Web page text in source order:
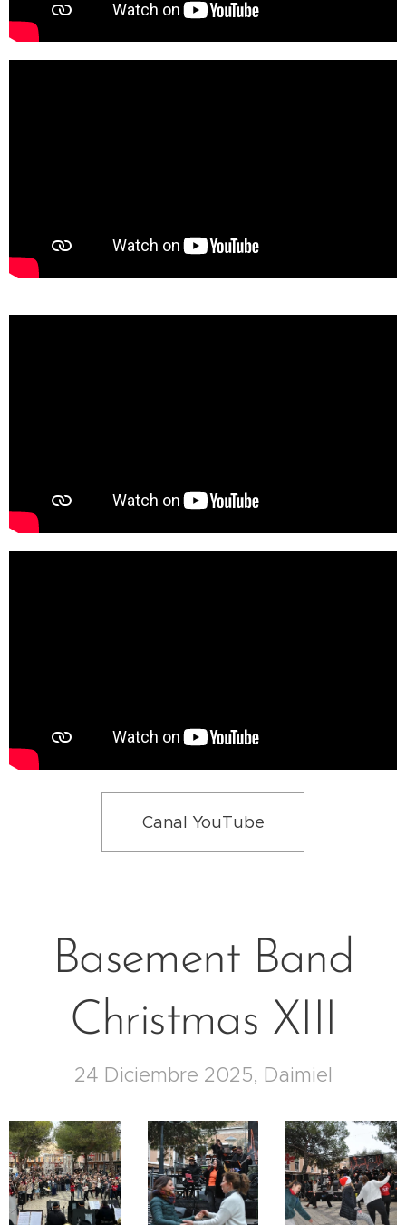
Canal YouTube
Basement Band
Christmas XIII
24 Diciembre 2025, Daimiel